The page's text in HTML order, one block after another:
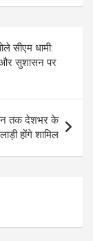
Li
ar
सीएम धामी:
और सुशासन पर
तक देशभर के
होंगे शामिल